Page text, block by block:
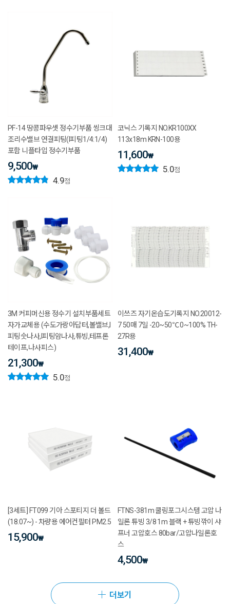
PF-14 땅콩파우셋 정수기부품 씽크대
조리수밸브 연결피팅(I피팅1/4:1/4)
포함 니플타입 정수기부품
9,500₩
4.9점
코닉스 기록지 NO.KR100XX
113x18m KRN-100용
11,600₩
5.0점
3M 커피머신용 정수기 설치부품세트
자가교체용 (수도가랑아답터,볼밸브,I
피팅숫나사,I피팅암나사,튜빙,테프론
테이프,나사피스)
21,300₩
5.0점
이쓰즈 자기온습도기록지 NO.20012-
7 50매 7일 -20~50℃ 0~100% TH-
27R용
31,400₩
[3세트] FT099 기아 스포티지 더 볼드
(18.07~) - 차량용 에어컨필터 PM2.5
15,900₩
FTNS-381m 쿨링포그시스템 고압 나
일론 튜빙 3/8 1m 블랙 + 튜빙깎이 샤
프너 고압호스 80bar/고압나일론호
스
4,500₩
더보기